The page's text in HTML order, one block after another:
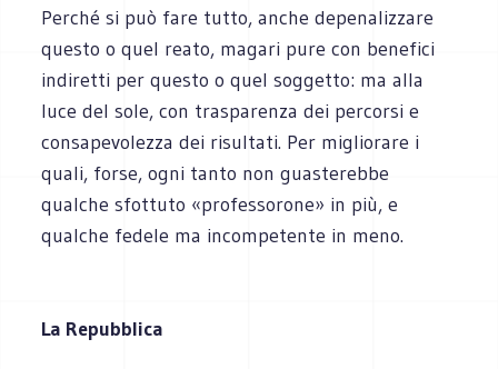
Perché si può fare tutto, anche depenalizzare
questo o quel reato, magari pure con benefici
indiretti per questo o quel soggetto: ma alla
luce del sole, con trasparenza dei percorsi e
consapevolezza dei risultati. Per migliorare i
quali, forse, ogni tanto non guasterebbe
qualche sfottuto «professorone» in più, e
qualche fedele ma incompetente in meno.
La Repubblica